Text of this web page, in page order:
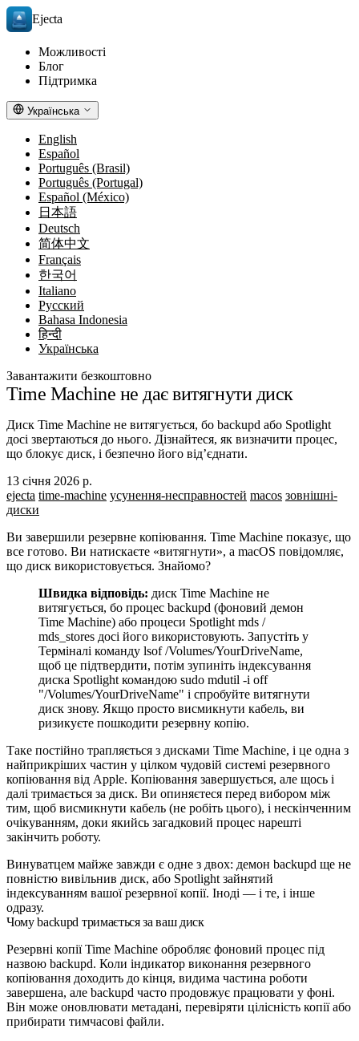
Ejecta
Можливості
Блог
Підтримка
Українська
English
Español
Português (Brasil)
Português (Portugal)
Español (México)
日本語
Deutsch
简体中文
Français
한국어
Italiano
Русский
Bahasa Indonesia
हिन्दी
Українська
Завантажити безкоштовно
Time Machine не дає витягнути диск
Диск Time Machine не витягується, бо backupd або Spotlight
досі звертаються до нього. Дізнайтеся, як визначити процес,
що блокує диск, і безпечно його від’єднати.
13 січня 2026 р.
ejecta time-machine усунення-несправностей macos зовнішні-
диски
Ви завершили резервне копіювання. Time Machine показує, що
все готово. Ви натискаєте «витягнути», а macOS повідомляє,
що диск використовується. Знайомо?
Швидка відповідь: диск Time Machine не
витягується, бо процес backupd (фоновий демон
Time Machine) або процеси Spotlight mds /
mds_stores досі його використовують. Запустіть у
Терміналі команду lsof /Volumes/YourDriveName,
щоб це підтвердити, потім зупиніть індексування
диска Spotlight командою sudo mdutil -i off
"/Volumes/YourDriveName" і спробуйте витягнути
диск знову. Якщо просто висмикнути кабель, ви
ризикуєте пошкодити резервну копію.
Таке постійно трапляється з дисками Time Machine, і це одна з
найприкріших частин у цілком чудовій системі резервного
копіювання від Apple. Копіювання завершується, але щось і
далі тримається за диск. Ви опиняєтеся перед вибором між
тим, щоб висмикнути кабель (не робіть цього), і нескінченним
очікуванням, доки якийсь загадковий процес нарешті
закінчить роботу.
Винуватцем майже завжди є одне з двох: демон backupd ще не
повністю вивільнив диск, або Spotlight зайнятий
індексуванням вашої резервної копії. Іноді — і те, і інше
одразу.
Чому backupd тримається за ваш диск
Резервні копії Time Machine обробляє фоновий процес під
назвою backupd. Коли індикатор виконання резервного
копіювання доходить до кінця, видима частина роботи
завершена, але backupd часто продовжує працювати у фоні.
Він може оновлювати метадані, перевіряти цілісність копії або
прибирати тимчасові файли.